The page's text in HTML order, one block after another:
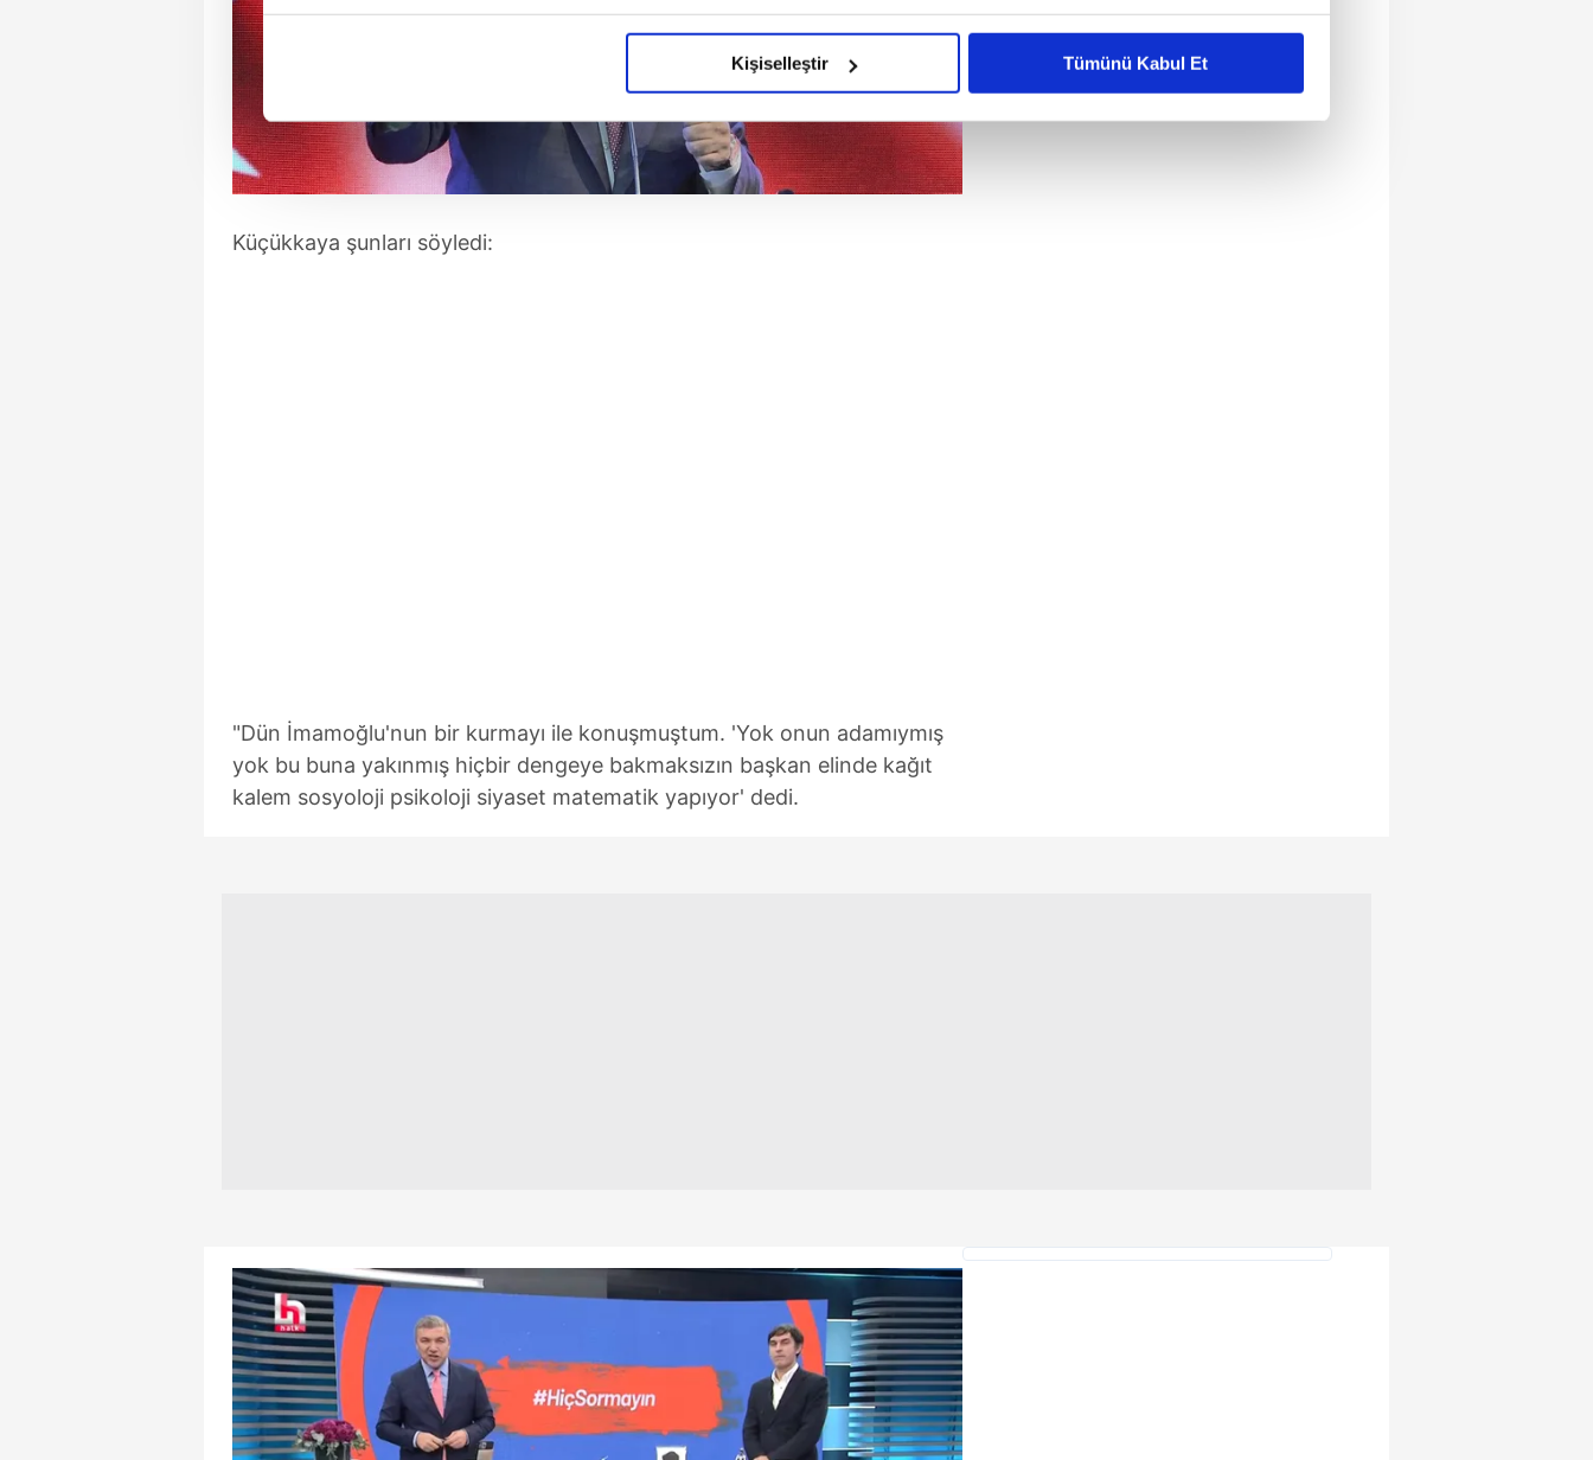
içerikleri sunabilmek adına elimizden gelen çabayı gösterdiğimizi ve bu noktada, reklamların maliyetlerimizi karşılamak
Sizlere daha iyi bir hizmet sunabilmek için İnternet Sitemizde kendimize ve üçüncü kişilere ait çerezler kullanılmaktadır. Bu
çerezler vasıtasıyla çeşitli kişisel verileriniz işlenmekte olup gerekli olan çerezler bilgi toplumu hizmetlerinin sunulması
reklam/pazarlama faaliyetlerinin yapılması, amaçlarıyla sınırlı olarak açık rızanız dahilinde kullanılacaktır.
Kişiselleştir Tümünü Kabul Et
Küçükkaya şunları söyledi:
"Dün İmamoğlu'nun bir kurmayı ile konuşmuştum. 'Yok onun adamıymış
yok bu buna yakınmış hiçbir dengeye bakmaksızın başkan elinde kağıt
kalem sosyoloji psikoloji siyaset matematik yapıyor' dedi.